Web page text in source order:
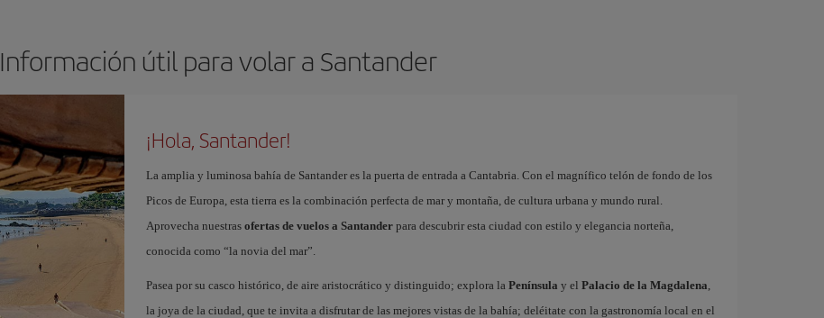
Información útil para volar a Santander
¡Hola, Santander!
La amplia y luminosa bahía de Santander es la puerta de entrada a Cantabria. Con el magnífico telón de fondo de los
Picos de Europa, esta tierra es la combinación perfecta de mar y montaña, de cultura urbana y mundo rural.
Aprovecha nuestras ofertas de vuelos a Santanderpara descubrir esta ciudad con estilo y elegancia norteña,
conocida como “la novia del mar”.
Pasea por su casco histórico, de aire aristocrático y distinguido; explora la Península y el Palacio de la Magdalena,
la joya de la ciudad, que te invita a disfrutar de las mejores vistas de la bahía; deléitate con la gastronomía local en el